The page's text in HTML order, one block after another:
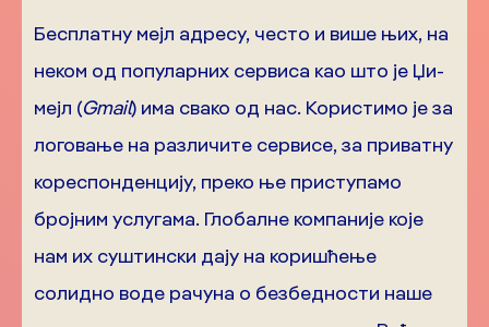
Бесплатну мејл адресу, често и више њих, на
неком од популарних сервиса као што је Џи-
мејл (Gmail) има свако од нас. Користимо је за
логовање на различите сервисе, за приватну
кореспонденцију, преко ње приступамо
бројним услугама. Глобалне компаније које
нам их суштински дају на коришћење
солидно воде рачуна о безбедности наше